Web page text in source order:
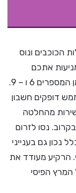
הכוכבים ונוס
אתכם
בכיוונם של אנשים ומקומות המושפעים מן המספרים 6 ו – 9.
דופקים חשבון
מהחלטה
נסו לזרום
נכון גם בענייני
הרקיע מעודד את
הפיסי